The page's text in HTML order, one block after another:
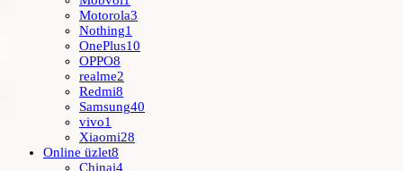
Motorola3
Nothing1
OnePlus10
OPPO8
realme2
Redmi8
Samsung40
vivo1
Xiaomi28
Online üzlet8
Chinai4